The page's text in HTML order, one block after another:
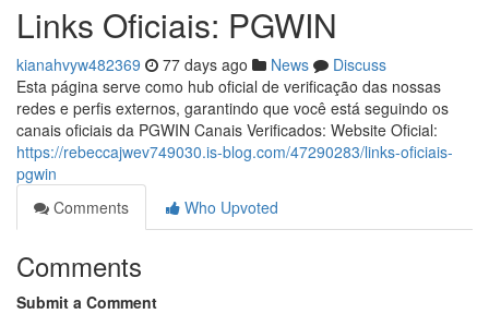
Links Oficiais: PGWIN
kianahvyw482369 77 days ago News
Discuss
Esta página serve como hub oficial de verificação das nossas
redes e perfis externos, garantindo que você está seguindo os
canais oficiais da PGWIN Canais Verificados: Website Oficial:
https://rebeccajwev749030.is-blog.com/47290283/links-oficiais-
pgwin
Comments
Who Upvoted
Comments
Submit a Comment